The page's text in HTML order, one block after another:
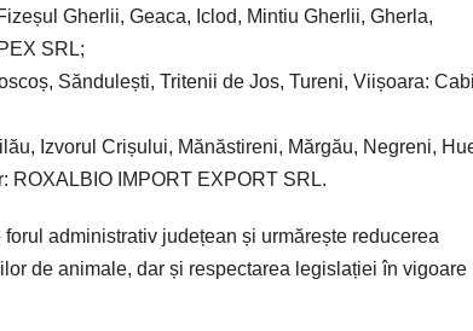
Gherlii, Geaca, Iclod, Mintiu Gherlii, Gherla,
SRL;
Săndulești, Tritenii de Jos, Tureni, Viișoara:
Izvorul Crișului, Mănăstireni, Mărgău, Negreni,
ROXALBIO IMPORT EXPORT SRL.
administrativ județean și urmărește reducerea
de animale, dar și respectarea legislației în vigoare